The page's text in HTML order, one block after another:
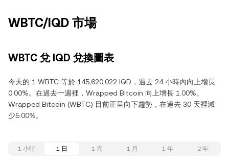
WBTC/IQD 市場
WBTC 兌 IQD 兌換圖表
今天的 1 WBTC 等於 145,620,022 IQD，過去 24 小時內向上增長
0.00%。在過去一週裡，Wrapped Bitcoin 向上增長 1.00%。
Wrapped Bitcoin (WBTC) 目前正呈向下趨勢，在過去 30 天裡減
少5.00%。
1 小時 1 日 1 周 1 月 1 年 2 年